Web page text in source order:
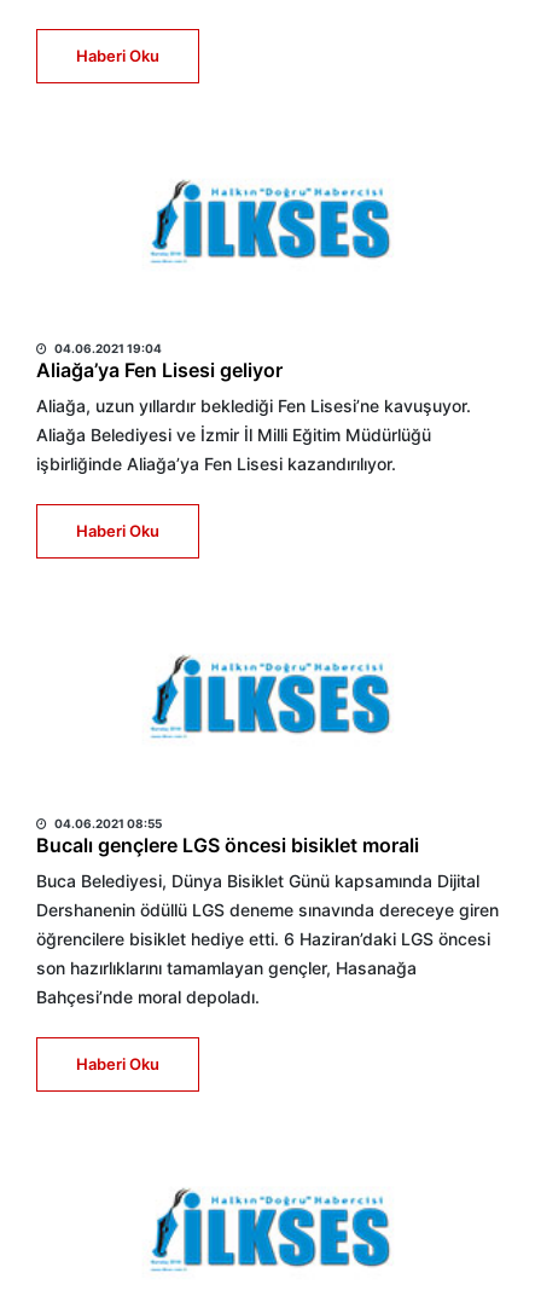
Haberi Oku
04.06.2021 19:04
Aliağa’ya Fen Lisesi geliyor
Aliağa, uzun yıllardır beklediği Fen Lisesi’ne kavuşuyor.
Aliağa Belediyesi ve İzmir İl Milli Eğitim Müdürlüğü
işbirliğinde Aliağa’ya Fen Lisesi kazandırılıyor.
Haberi Oku
04.06.2021 08:55
Bucalı gençlere LGS öncesi bisiklet morali
Buca Belediyesi, Dünya Bisiklet Günü kapsamında Dijital
Dershanenin ödüllü LGS deneme sınavında dereceye giren
öğrencilere bisiklet hediye etti. 6 Haziran’daki LGS öncesi
son hazırlıklarını tamamlayan gençler, Hasanağa
Bahçesi’nde moral depoladı.
Haberi Oku